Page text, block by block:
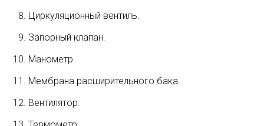
Циркуляционный вентиль.
Запорный клапан.
Манометр.
Мембрана расширительного бака.
Вентилятор.